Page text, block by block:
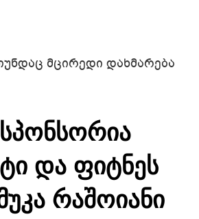
მცირედი დახმარება
და ფიტნეს
რაშოიანი